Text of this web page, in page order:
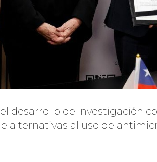
desarrollo de investigación
alternativas al uso de